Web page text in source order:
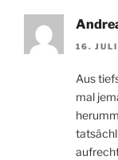
16.
Aus
mal